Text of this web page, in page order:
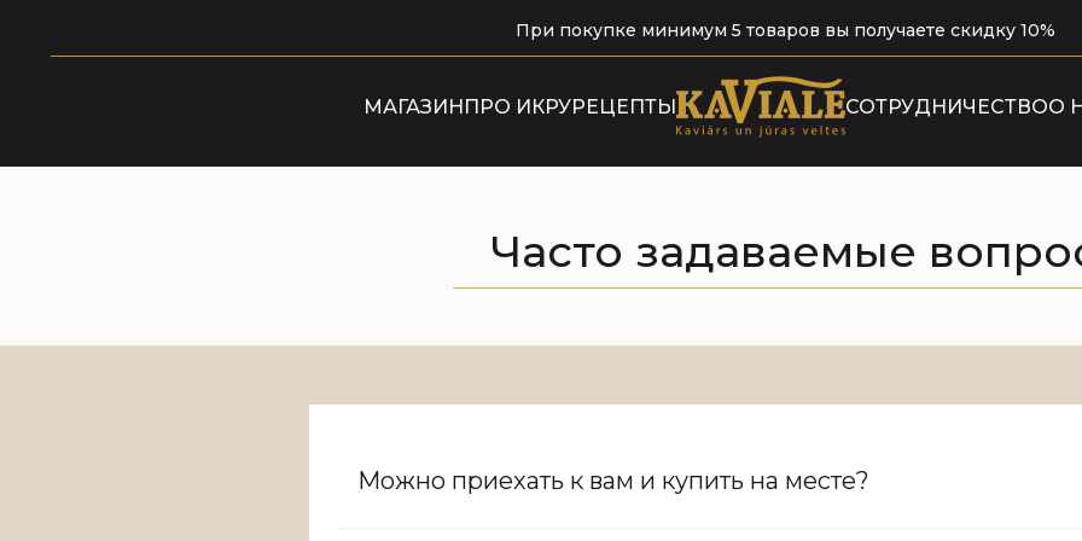
При покупке минимум 5 товаров вы получаете скидку 10%
МАГАЗИНПРО ИКРУРЕЦЕПТЫ СОТРУДНИЧЕСТВОО
Часто задаваемые
Можно приехать к вам и купить на месте?